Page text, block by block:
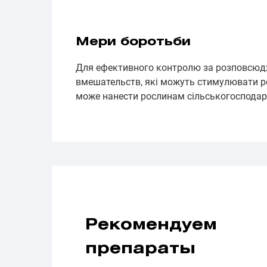
Мери боротьби
Для ефективного контролю за
вмешательств, які можуть стимулювати
може нанести рослинам
Рекомендуем
препараты